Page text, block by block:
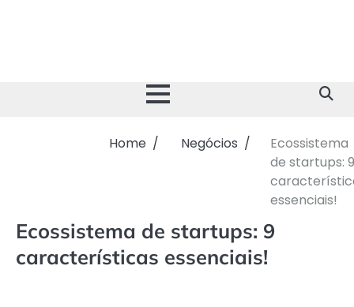
Home Negócios
Ecossistema
de startups: 9
essenciais!
Ecossistema de startups: 9
características essenciais!